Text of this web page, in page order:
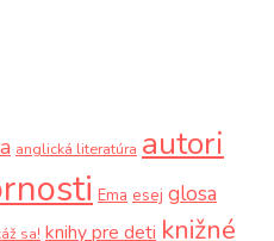
anglická literatúra autori
Ema esej glosa
sa! knihy pre deti knižné